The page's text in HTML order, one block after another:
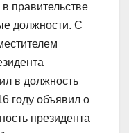
правительстве
должности. С
в должность
году объявил о
президента